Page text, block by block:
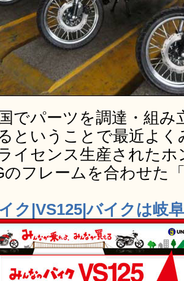
でパーツを調達・組
ということで最近よ
イセンス生産された
のフレームを合わせた
ク|VS125|バイクは岐